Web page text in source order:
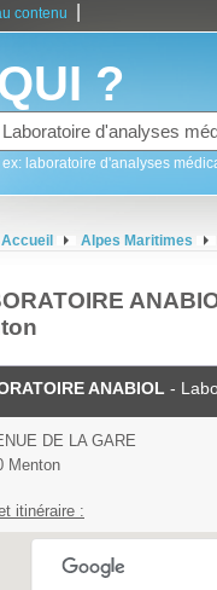
contenu
?
ex: laboratoire d'analyses
Accueil Alpes Maritimes
ANABIOL -
DE LA GARE
Menton
itinéraire :